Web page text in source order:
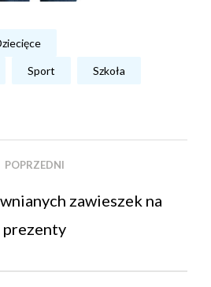
Sport Szkoła
POPRZEDNI
zawieszek na
prezenty